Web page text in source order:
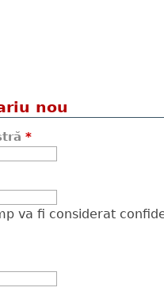
nou
*
va fi considerat